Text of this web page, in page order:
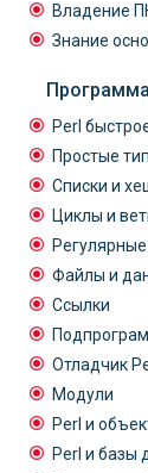
Владение
Знание
Perl
Простые
Списки и
Циклы и
Файлы и
Ссылки
Отладчик
Модули
Perl и
Perl и базы